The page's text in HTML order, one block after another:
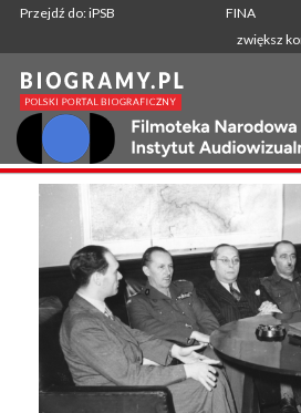
Przejdź do: iPSB
FINA
zwiększ
SZUKANA